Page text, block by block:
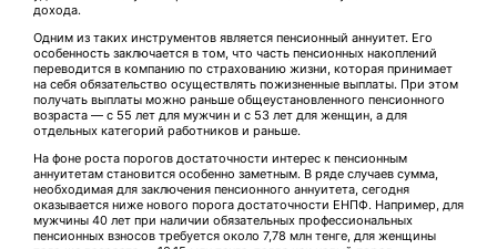
дохода.
Одним из таких инструментов является пенсионный аннуитет. Его
особенность заключается в том, что часть пенсионных накоплений
переводится в компанию по страхованию жизни, которая принимает
на себя обязательство осуществлять пожизненные выплаты. При этом
получать выплаты можно раньше общеустановленного пенсионного
возраста — с 55 лет для мужчин и с 53 лет для женщин, а для
отдельных категорий работников и раньше.
На фоне роста порогов достаточности интерес к пенсионным
аннуитетам становится особенно заметным. В ряде случаев сумма,
необходимая для заключения пенсионного аннуитета, сегодня
оказывается ниже нового порога достаточности ЕНПФ. Например, для
мужчины 40 лет при наличии обязательных профессиональных
пенсионных взносов требуется около 7,78 млн тенге, для женщины